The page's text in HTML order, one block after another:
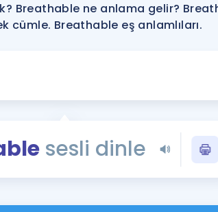
YDS ve YÖKDİL'e
Tüm ÖSYM
YDS - YÖKDİL
İngilizce
Breathable ne anlama gelir?
cümle. Breathable eş anlamlıları.
sesli dinle